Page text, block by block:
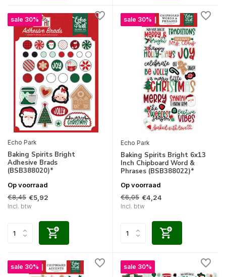
sale 30%
Echo Park
Baking Spirits Bright
Adhesive Brads
(BSB388020)*
Op voorraad
€8,45 €5,92
Incl. btw
sale 30%
Echo Park
Baking Spirits Bright 6x13
Inch Chipboard Word &
Phrases (BSB388022)*
Op voorraad
€6,05 €4,24
Incl. btw
sale 30% sale 30%